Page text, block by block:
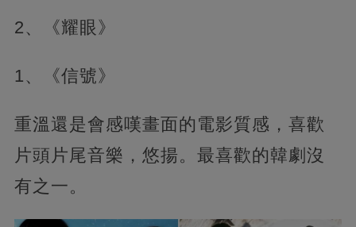
2、《耀眼》
1、《信號》
重溫還是會感嘆畫面的電影質感，喜歡
片頭片尾音樂，悠揚。最喜歡的韓劇沒
有之一。